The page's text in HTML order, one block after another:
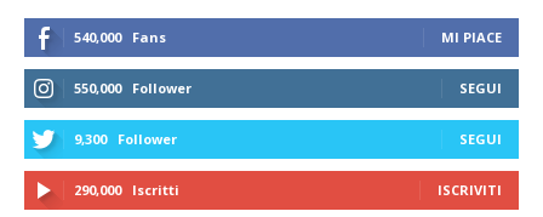
540,000 Fans MI PIACE
550,000 Follower SEGUI
9,300 Follower SEGUI
290,000 Iscritti ISCRIVITI